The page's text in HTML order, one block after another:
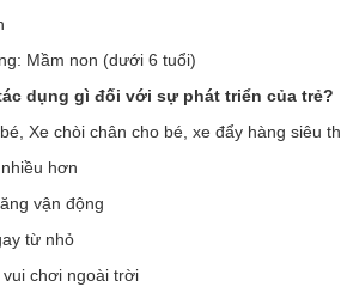
Mầm non (dưới 6 tuổi)
dụng gì đối với sự phát triển của trẻ?
Xe chòi chân cho bé, xe đẩy hàng siêu
hơn
vận động
từ nhỏ
chơi ngoài trời